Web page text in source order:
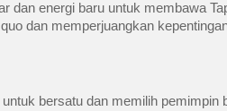
dan energi baru untuk membawa
dan memperjuangkan
bersatu dan memilih pemimpin